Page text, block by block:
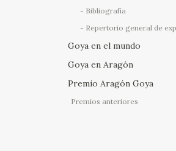
Bibliografía
Repertorio general de
Goya en el mundo
Goya en Aragón
Premio Aragón Goya
Premios anteriores